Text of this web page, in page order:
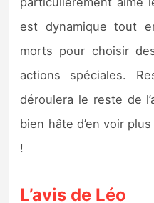
est dynamique tout
morts pour choisir
actions spéciales.
déroulera le reste de
bien hâte d’en voir
!
L’avis de Léo